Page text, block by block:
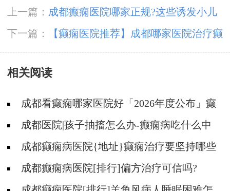
上一篇： 成都癫痫医院哪家正规?这些诱发小儿
癫痫发作的危险因素要警惕!
下一篇：
【癫痫医院推荐】成都哪家医院治疗癫
痫好_如何对癫痫儿童进行急救?
相关阅读
成都看癫痫哪家医院好「2026年度公布」癫
痫是遗传的吗?
成都医院|孩子抽搐怎么办-癫痫病吃什么中
药?成都癫痫病医院{地址}癫痫治疗要坚持哪些
原则?成都癫痫病医院[排行]偏方治疗可信吗?